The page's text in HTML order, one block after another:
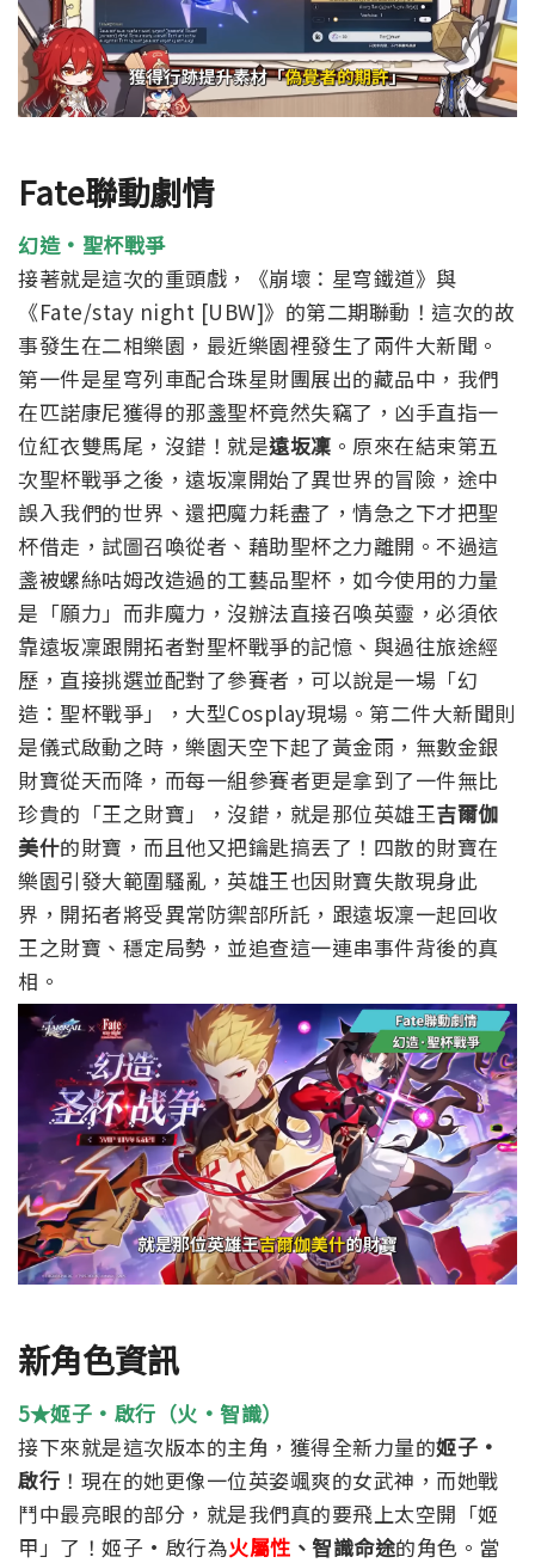
Fate聯動劇情
幻造·聖杯戰爭
接著就是這次的重頭戲，《崩壞：星穹鐵道》與
《Fate/stay night [UBW]》的第二期聯動！這次的故
事發生在二相樂園，最近樂園裡發生了兩件大新聞。
第一件是星穹列車配合珠星財團展出的藏品中，我們
在匹諾康尼獲得的那盞聖杯竟然失竊了，凶手直指一
位紅衣雙馬尾，沒錯！就是遠坂凜 。原來在結束第五
次聖杯戰爭之後，遠坂凜開始了異世界的冒險，途中
誤入我們的世界、還把魔力耗盡了，情急之下才把聖
杯借走，試圖召喚從者、藉助聖杯之力離開。 不過這
盞被螺絲咕姆改造過的工藝品聖杯，如今使用的力量
是「願力」而非魔力，沒辦法直接召喚英靈，必須依
靠遠坂凜跟開拓者對聖杯戰爭的記憶、與過往旅途經
歷，直接挑選並配對了參賽者，可以說是一場「幻
造：聖杯戰爭」，大型Cosplay現場。第二件大新聞則
是儀式啟動之時，樂園天空下起了黃金雨，無數金銀
財寶從天而降，而每一組參賽者更是拿到了一件無比
珍貴的「王之財寶」，沒錯，就是那位英雄王吉爾伽
美什的財寶，而且他又把鑰匙搞丟了！四散的財寶在
樂園引發大範圍騷亂，英雄王也因財寶失散現身此
界，開拓者將受異常防禦部所託，跟遠坂凜一起回收
王之財寶、穩定局勢，並追查這一連串事件背後的真
相。
新角色資訊
5★姬子·啟行（火·智識）
接下來就是這次版本的主角，獲得全新力量的姬子·
啟行 ！現在的她更像一位英姿颯爽的女武神，而她戰
鬥中最亮眼的部分，就是我們真的要飛上太空開「姬
甲」了！ 姬子·啟行為火屬性 、智識命途的角色。當